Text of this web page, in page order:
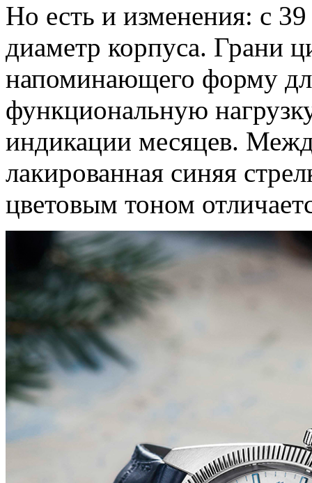
Но есть и изменения: с
диаметр корпуса. Грани
напоминающего форму
функциональную
индикации месяцев.
лакированная синяя
цветовым тоном